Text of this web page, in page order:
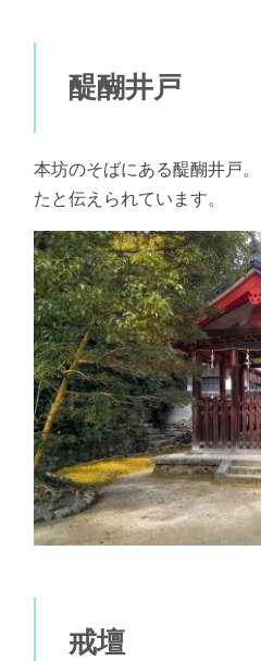
醍醐井戸
本坊のそばにある醍醐井戸
たと伝えられています。
戒壇